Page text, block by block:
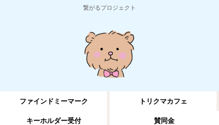
繋がるプロジェクト
ファインドミーマーク トリクマカフェ
キーホルダー受付 賛同金